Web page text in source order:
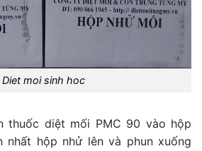
Diet moi sinh hoc
thuốc diệt mối PMC 90 vào hộp
nhất hộp nhử lên và phun xuống